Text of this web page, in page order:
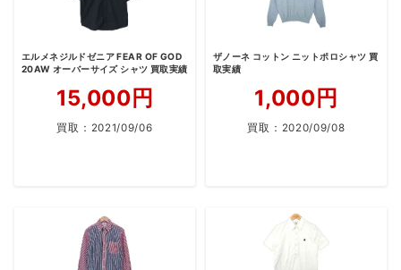
エルメネジルドゼニア FEAR OF GOD
20AW オーバーサイズ シャツ 買取実績
15,000円
買取： 2021/09/06
ザノーネ コットン ニットポロシャツ 買
取実績
1,000円
買取： 2020/09/08